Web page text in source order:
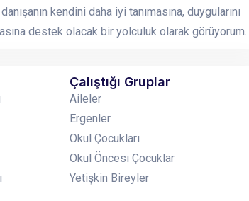
kendini daha iyi tanımasına, duygularını
destek olacak bir yolculuk olarak görüyorum.
Çalıştığı Gruplar
Aileler
Ergenler
Okul Çocukları
Okul Öncesi Çocuklar
Yetişkin Bireyler